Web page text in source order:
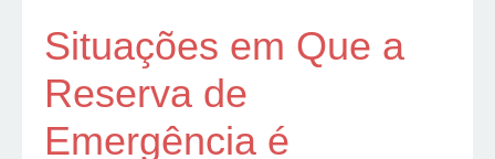
Situações em Que a
Reserva de
Emergência é